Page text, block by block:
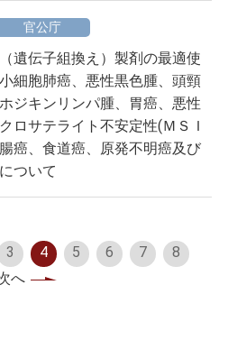
官公庁
遺伝子組換え）製剤の最適使
細胞肺癌、悪性黒色腫、頭頸
ジキンリンパ腫、胃癌、悪性
ロサテライト不安定性(ＭＳＩ
腸癌、食道癌、原発不明癌及び
ついて
3 4 5 6 7
8
へ